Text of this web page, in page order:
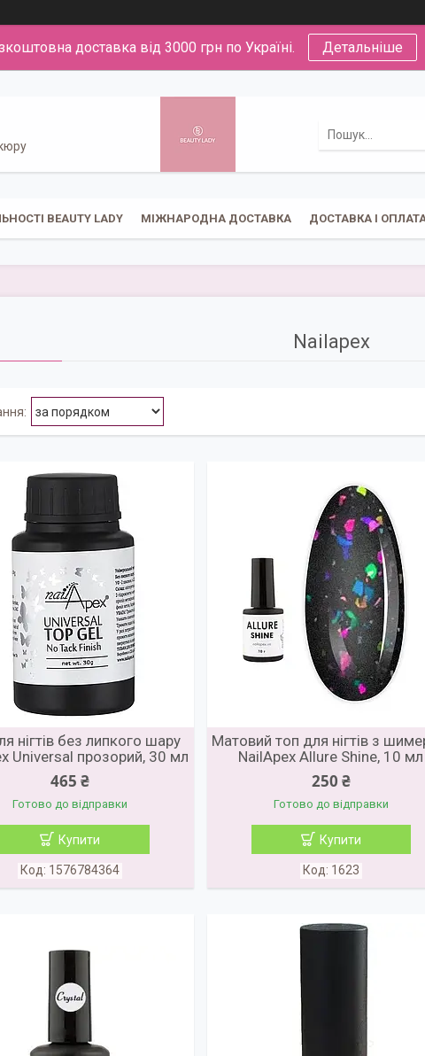
доставка від 3000 грн по Україні. Детальніше
BEAUTY LADY МІЖНАРОДНА ДОСТАВКА ДОСТАВКА І
Nailapex
нігтів без липкого шару
Universal прозорий, 30 мл
465 ₴
Готово до відправки
Купити
1576784364
Матовий топ для нігтів з
NailApex Allure Shine, 10 мл
250 ₴
Готово до відправки
Купити
1623